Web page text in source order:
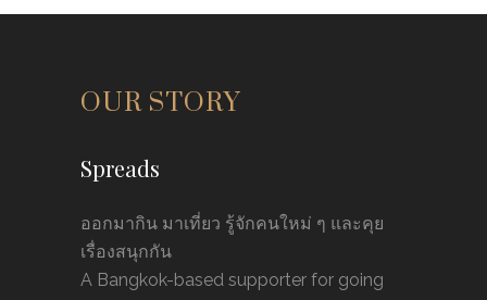
OUR STORY
Spreads
ออกมากิน มาเที่ยว รู้จักคนใหม่ ๆ และคุย
เรื่องสนุกกัน
A Bangkok-based supporter for going